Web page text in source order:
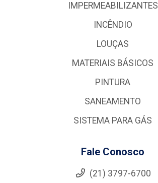
IMPERMEABILIZANTES
INCÊNDIO
LOUÇAS
MATERIAIS BÁSICOS
PINTURA
SANEAMENTO
SISTEMA PARA GÁS
Fale Conosco
(21) 3797-6700